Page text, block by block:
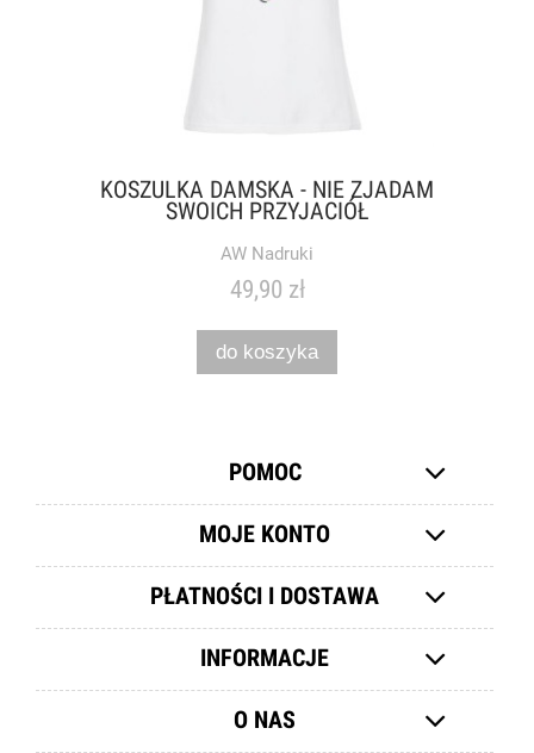
KOSZULKA DAMSKA - NIE ZJADAM
SWOICH PRZYJACIÓŁ
AW Nadruki
49,90 zł
do koszyka
POMOC
MOJE KONTO
PŁATNOŚCI I DOSTAWA
INFORMACJE
O NAS